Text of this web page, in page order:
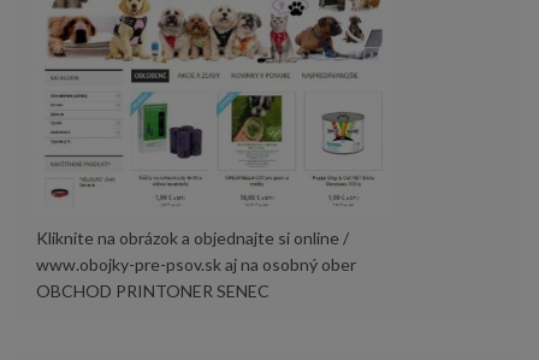
Kliknite na obrázok a objednajte si online /
www.obojky-pre-psov.sk aj na osobný ober
OBCHOD PRINTONER SENEC